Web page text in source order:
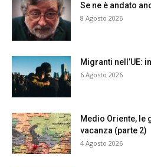
Se ne è andato
8 Agosto 2026
Migranti nell’UE:
6 Agosto 2026
Medio Oriente, le
vacanza (parte 2)
4 Agosto 2026